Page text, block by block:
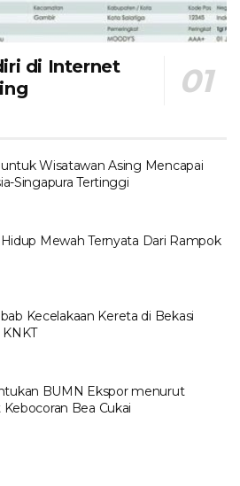
di Internet
untuk Wisatawan Asing Mencapai
Singapura Tertinggi
Mewah Ternyata Dari Rampok
Kecelakaan Kereta di Bekasi
BUMN Ekspor menurut
Bea Cukai